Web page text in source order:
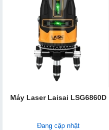
Máy Laser Laisai LSG6860D
Đang cập nhật